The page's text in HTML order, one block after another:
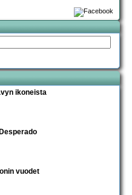
ikoneista
vuodet